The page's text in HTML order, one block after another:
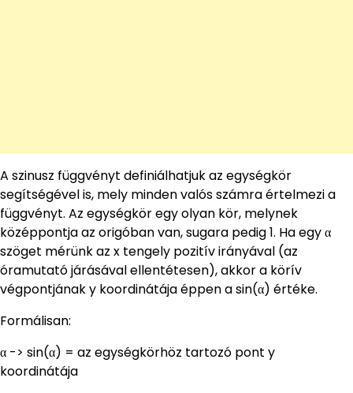
A szinusz függvényt definiálhatjuk az egységkör
segítségével is, mely minden valós számra értelmezi a
függvényt. Az egységkör egy olyan kör, melynek
középpontja az origóban van, sugara pedig 1. Ha egy α
szöget mérünk az x tengely pozitív irányával (az
óramutató járásával ellentétesen), akkor a körív
végpontjának y koordinátája éppen a sin(α) értéke.
Formálisan:
α -> sin(α) = az egységkörhöz tartozó pont y
koordinátája